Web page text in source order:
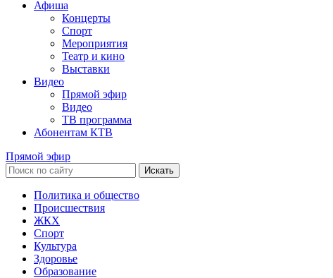
Афиша
Концерты
Спорт
Мероприятия
Театр и кино
Выставки
Видео
Прямой эфир
Видео
ТВ программа
Абонентам КТВ
Прямой эфир
Искать
Политика и общество
Происшествия
ЖКХ
Спорт
Культура
Здоровье
Образование